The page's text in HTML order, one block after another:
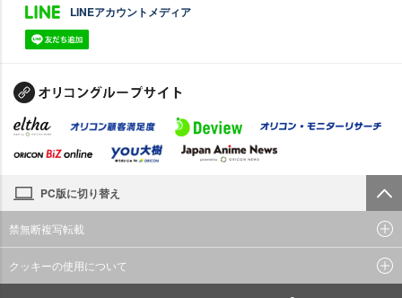
LINEアカウントメディア
PC版に切り替え
禁無断複写転載
クッキーの使用について